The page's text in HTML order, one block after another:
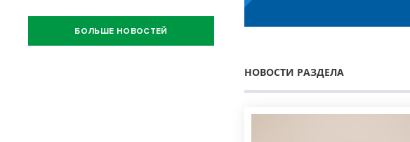
НОВОСТИ РАЗДЕЛА
БОЛЬШЕ НОВОСТЕЙ